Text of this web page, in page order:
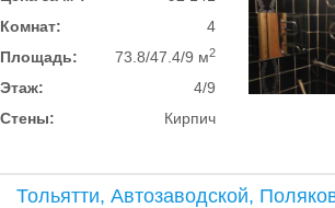
Комнат:
4
Площадь:
73.8/47.4/9 м2
Этаж:
4/9
Стены:
Кирпич
Тольятти, Автозаводской,